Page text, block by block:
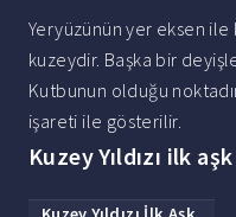
Yeryüzünün yer eksen ile
kuzeydir. Başka bir
Kutbunun olduğu
işareti ile gösterilir.
Kuzey Yıldızı ilk